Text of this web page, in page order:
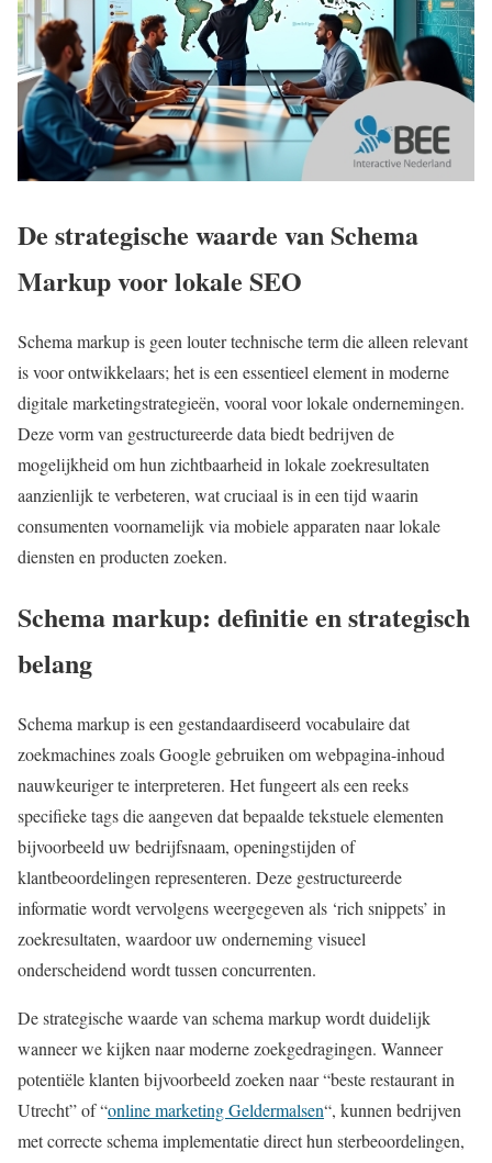
De strategische waarde van Schema
Markup voor lokale SEO
Schema markup is geen louter technische term die alleen relevant
is voor ontwikkelaars; het is een essentieel element in moderne
digitale marketingstrategieën, vooral voor lokale ondernemingen.
Deze vorm van gestructureerde data biedt bedrijven de
mogelijkheid om hun zichtbaarheid in lokale zoekresultaten
aanzienlijk te verbeteren, wat cruciaal is in een tijd waarin
consumenten voornamelijk via mobiele apparaten naar lokale
diensten en producten zoeken.
Schema markup: definitie en strategisch
belang
Schema markup is een gestandaardiseerd vocabulaire dat
zoekmachines zoals Google gebruiken om webpagina-inhoud
nauwkeuriger te interpreteren. Het fungeert als een reeks
specifieke tags die aangeven dat bepaalde tekstuele elementen
bijvoorbeeld uw bedrijfsnaam, openingstijden of
klantbeoordelingen representeren. Deze gestructureerde
informatie wordt vervolgens weergegeven als ‘rich snippets’ in
zoekresultaten, waardoor uw onderneming visueel
onderscheidend wordt tussen concurrenten.
De strategische waarde van schema markup wordt duidelijk
wanneer we kijken naar moderne zoekgedragingen. Wanneer
potentiële klanten bijvoorbeeld zoeken naar “beste restaurant in
Utrecht” of “online marketing Geldermalsen“, kunnen bedrijven
met correcte schema implementatie direct hun sterbeoordelingen,